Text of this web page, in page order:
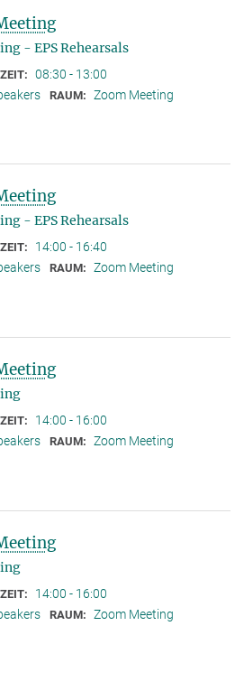
- EPS Rehearsals
08:30 - 13:00
RAUM: Zoom Meeting
- EPS Rehearsals
14:00 - 16:40
RAUM: Zoom Meeting
14:00 - 16:00
RAUM: Zoom Meeting
14:00 - 16:00
RAUM: Zoom Meeting